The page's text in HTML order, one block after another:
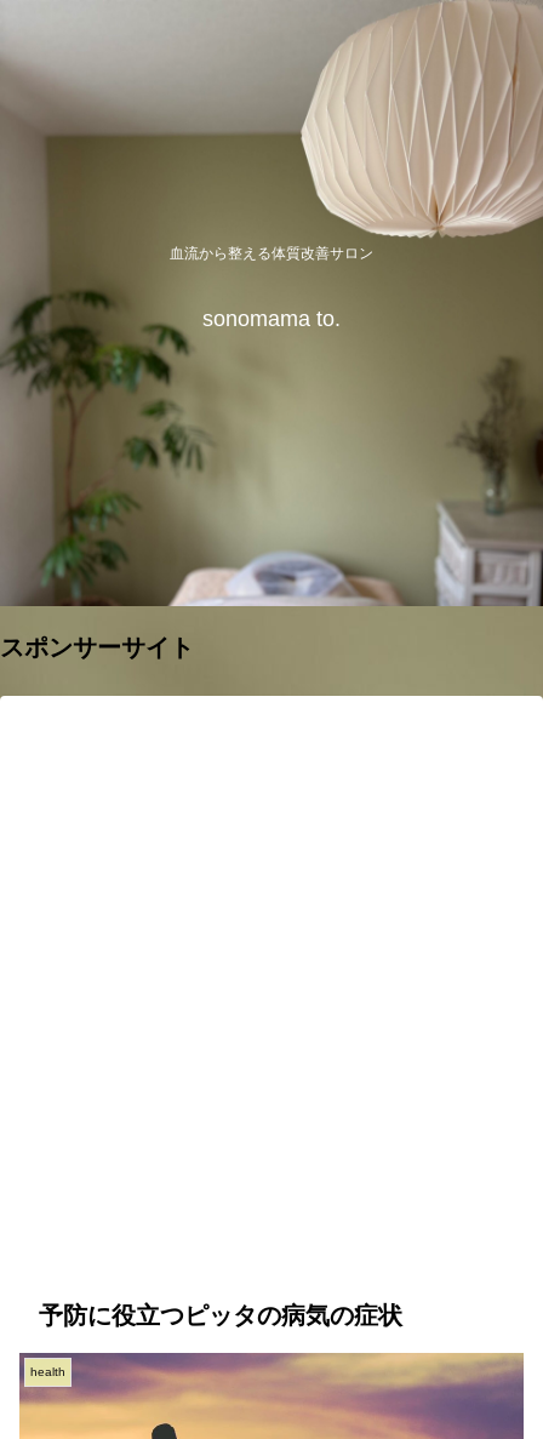
血流から整える体質改善サロン
sonomama to.
スポンサーサイト
予防に役立つピッタの病気の症状
health